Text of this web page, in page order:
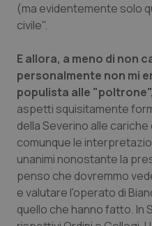
(ma evidentemente solo
civile".
E allora, a meno di non
personalmente non mi
populista alle "poltrone",
aspetti squisitamente
della Severino alle
comunque le
unanimi nonostante la
penso che dovremmo
e valutare l'operato di
quello che hanno fatto. In
CookieScriptConsent